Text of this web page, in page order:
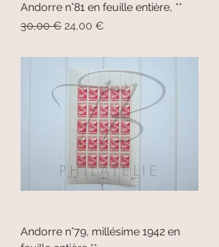
Andorre n°81 en feuille entière, **
Prix original
30,00 € Prix promotionnel
24,00 €
Andorre n°79, millésime 1942 en